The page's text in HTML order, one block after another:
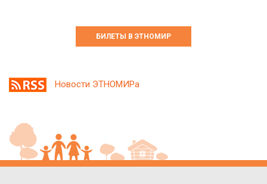
БИЛЕТЫ В ЭТНОМИР
Новости ЭТНОМИРа